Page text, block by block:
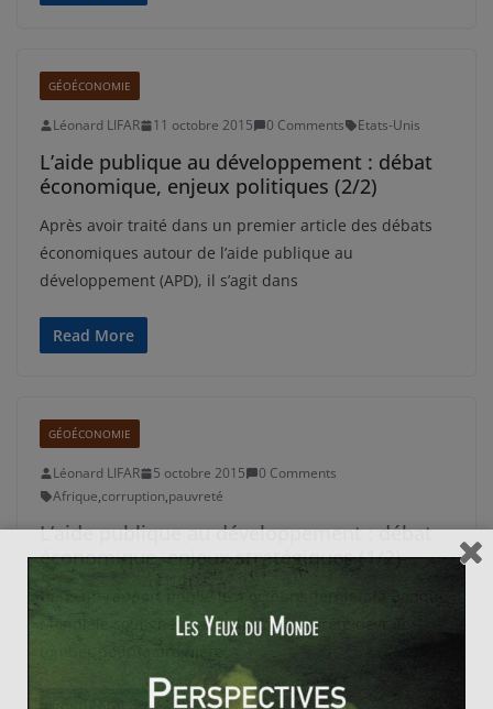
GÉOÉCONOMIE
Léonard LIFAR 11 octobre 2015 0 Comments Etats-Unis
L’aide publique au développement : débat
économique, enjeux politiques (2/2)
Après avoir traité dans un premier article des débats
économiques autour de l’aide publique au
développement (APD), il s’agit dans
Read More
GÉOÉCONOMIE
Léonard LIFAR 5 octobre 2015
0 Comments
Afrique,corruption,pauvreté
L’aide publique au développement : débat
économique, enjeux stratégiques (1/2)
Dans un rapport publié le 4 octobre dernier, la Banque
Mondiale souligne que l’extrême pauvreté devrait
tomber pour la première